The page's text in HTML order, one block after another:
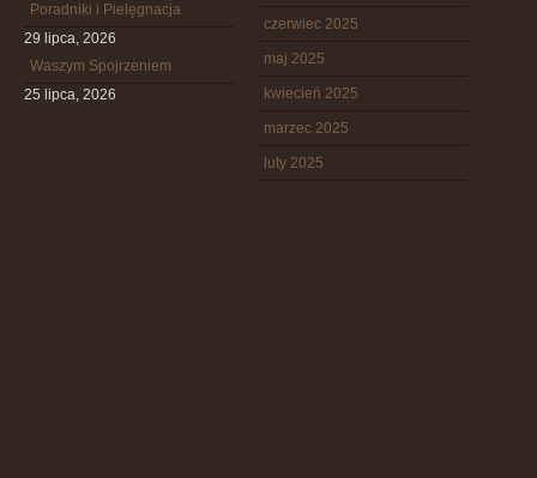
Poradniki i Pielęgnacja
29 lipca, 2026
Waszym Spojrzeniem
25 lipca, 2026
czerwiec 2025
maj 2025
kwiecień 2025
marzec 2025
luty 2025